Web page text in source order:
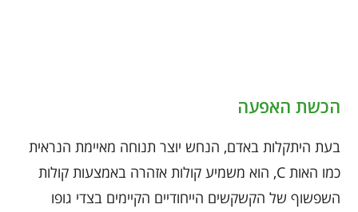
הכשת האפעה
בעת היתקלות באדם, הנחש יוצר תנוחה מאיימת הנראית
כמו האות C, הוא משמיע קולות אזהרה באמצעות קולות
השפשוף של הקשקשים הייחודיים הקיימים בצדי גופו